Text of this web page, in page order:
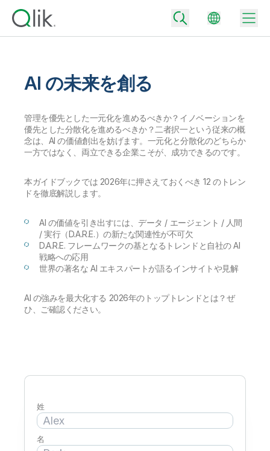
コミュニティ
カスタマーサポート
カスタマーポータル
初期トレーニング
Back
企業情報
採用情報
ニュースルーム
Back
Talend
Back
Qlik が選ばれる理由
テクノロジーパートナーとの連携
データ統合
データ分析と AI
すべての製品
Back
データ統合とデータ品質の価格
適切なデータ統合プランで、信頼できるデータを迅速に提供し、よりスマー
データ分析の価格
適切なデータ分析プランで、より優れたインサイトを獲得し、ビジネス成果
の達成をサポートします。
Back
イベント / Web セミナー
リソースライブラリ
コミュニティ
AI の未来を創る
管理を優先とした一元化を進めるべきか？イノベーションを
優先とした分散化を進めるべきか？二者択一という従来の概
念は、AI の価値創出を妨げます。一元化と分散化のどちらか
一方ではなく、両立できる企業こそが、成功できるのです。
本ガイドブックでは 2026年に押さえておくべき 12 のトレン
ドを徹底解説します。
AI の価値を引き出すには、データ / エージェント / 人間
/ 実行（D.A.R.E.）の新たな関連性が不可欠
D.A.R.E. フレームワークの基となるトレンドと自社の AI
戦略への応用
世界の著名な AI エキスパートが語るインサイトや見解
AI の強みを最大化する 2026年のトップトレンドとは？ぜ
ひ、ご確認ください。
姓
名